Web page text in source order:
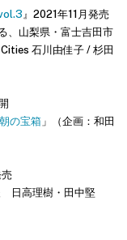
』2021年11月発売
、山梨県・富士吉田市
石川由佳子 / 杉田
の宝箱 」（企画：和田
日高理樹・田中堅